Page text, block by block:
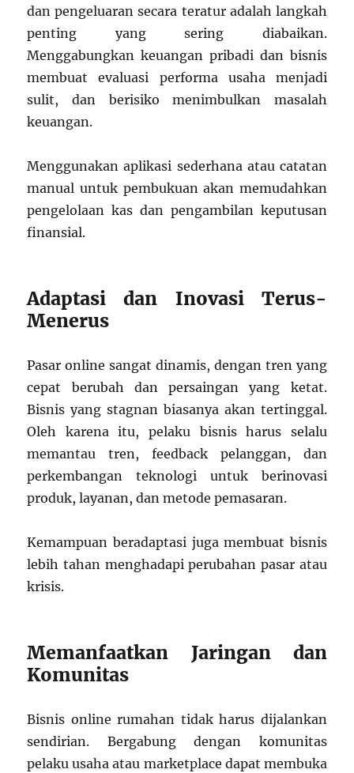
dan pengeluaran secara teratur adalah langkah
penting yang sering diabaikan.
Menggabungkan keuangan pribadi dan bisnis
membuat evaluasi performa usaha menjadi
sulit, dan berisiko menimbulkan masalah
keuangan.
Menggunakan aplikasi sederhana atau catatan
manual untuk pembukuan akan memudahkan
pengelolaan kas dan pengambilan keputusan
finansial.
Adaptasi dan Inovasi Terus-
Menerus
Pasar online sangat dinamis, dengan tren yang
cepat berubah dan persaingan yang ketat.
Bisnis yang stagnan biasanya akan tertinggal.
Oleh karena itu, pelaku bisnis harus selalu
memantau tren, feedback pelanggan, dan
perkembangan teknologi untuk berinovasi
produk, layanan, dan metode pemasaran.
Kemampuan beradaptasi juga membuat bisnis
lebih tahan menghadapi perubahan pasar atau
krisis.
Memanfaatkan Jaringan dan
Komunitas
Bisnis online rumahan tidak harus dijalankan
sendirian. Bergabung dengan komunitas
pelaku usaha atau marketplace dapat membuka